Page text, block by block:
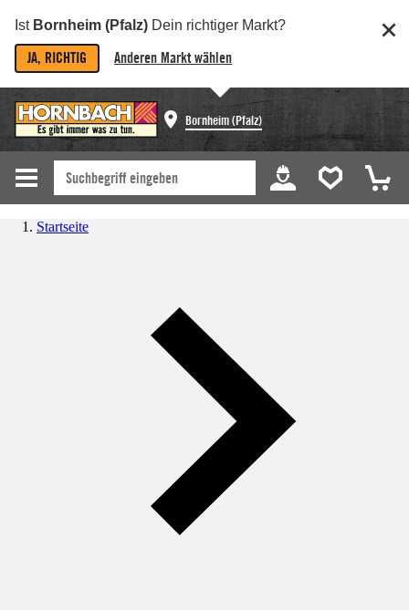
Ist Bornheim (Pfalz) Dein richtiger Markt?
JA, RICHTIG Anderen Markt wählen
Bornheim (Pfalz)
Startseite